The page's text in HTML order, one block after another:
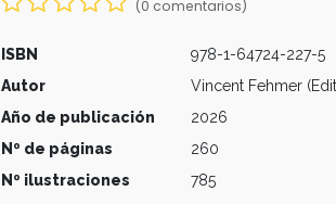
(0 comentarios)
ISBN
978-1-64724-227-5
Autor
Vincent Fehmer
Año de publicación
2026
Nº de páginas
260
Nº ilustraciones
785